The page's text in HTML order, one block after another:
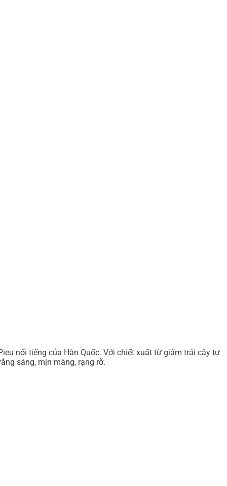
nổi tiếng của Hàn Quốc. Với chiết xuất từ giấm trái cây tự
sáng, mịn màng, rạng rỡ.